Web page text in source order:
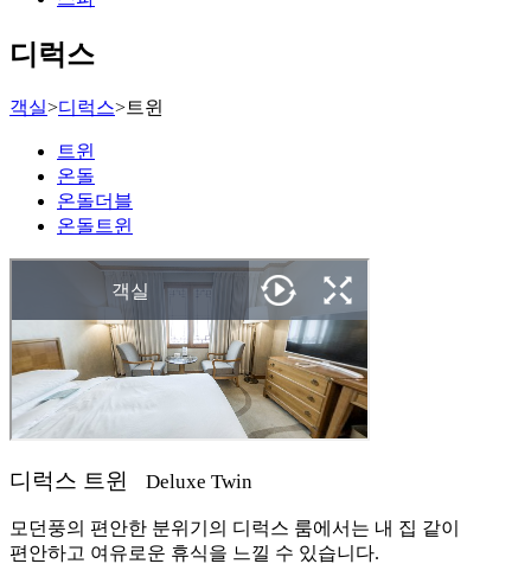
디럭스
객실>디럭스>트윈
트윈
온돌
온돌더블
온돌트윈
디럭스 트윈 Deluxe Twin
모던풍의 편안한 분위기의 디럭스 룸에서는 내 집 같이
편안하고 여유로운 휴식을 느낄 수 있습니다.